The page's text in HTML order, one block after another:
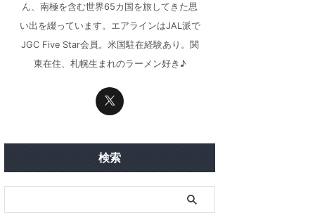
ん、南極を含む世界65カ国を旅してきた思
い出を綴っています。エアラインはJAL派で
JGC Five Star会員。米国駐在経験あり。関
東在住、札幌生まれのラーメン好き♪
検索